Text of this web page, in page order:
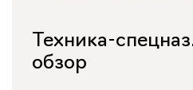
Техника-
обзор